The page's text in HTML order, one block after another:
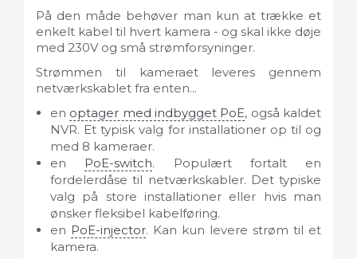
På den måde behøver man kun at trække et
enkelt kabel til hvert kamera - og skal ikke døje
med 230V og små strømforsyninger.
Strømmen til kameraet leveres gennem
netværkskablet fra enten...
en optager med indbygget PoE, også kaldet
NVR. Et typisk valg for installationer op til og
med 8 kameraer.
en PoE-switch. Populært fortalt en
fordelerdåse til netværkskabler. Det typiske
valg på store installationer eller hvis man
ønsker fleksibel kabelføring.
en PoE-injector. Kan kun levere strøm til et
kamera.